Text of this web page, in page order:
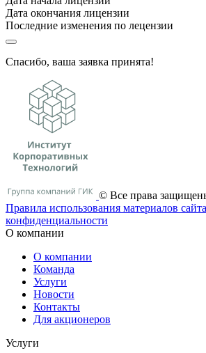
Дата окончания лицензии
Последние изменения по лецензии
Спасибо, ваша заявка принята!
© Все права
Правила использования материалов сайта
конфиденциальности
О компании
О компании
Команда
Услуги
Новости
Контакты
Для акционеров
Услуги